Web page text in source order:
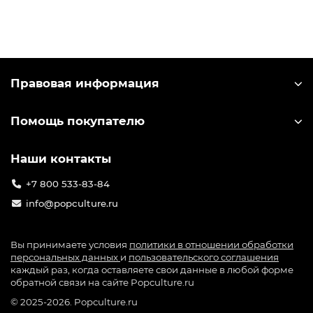
Правовая информация
Помощь покупателю
Наши контакты
+7 800 533-83-84
info@popculture.ru
Вы принимаете условия политики в отношении обработки
персональных данных и пользовательского соглашения
каждый раз, когда оставляете свои данные в любой форме
обратной связи на сайте Popculture.ru
© 2025-2026. Popculture.ru